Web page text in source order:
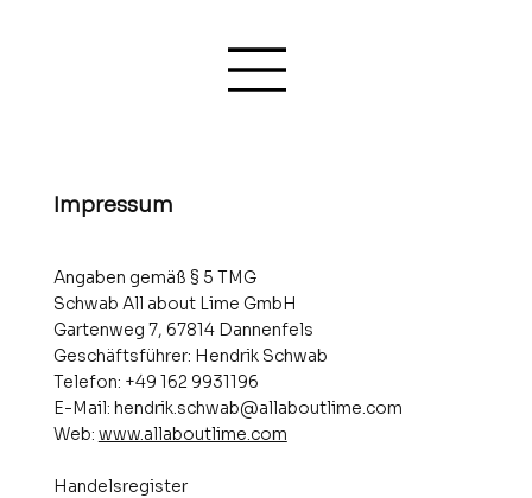
Impressum
Angaben gemäß § 5 TMG
Schwab All about Lime GmbH
Gartenweg 7, 67814 Dannenfels
Geschäftsführer: Hendrik Schwab
Telefon: +49 162 9931196
E-Mail: hendrik.schwab@allaboutlime.com
Web: www.allaboutlime.com
Handelsregister